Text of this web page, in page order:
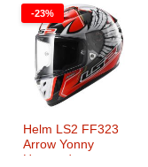
-23%
Helm LS2 FF323
Arrow Yonny
Hernandez